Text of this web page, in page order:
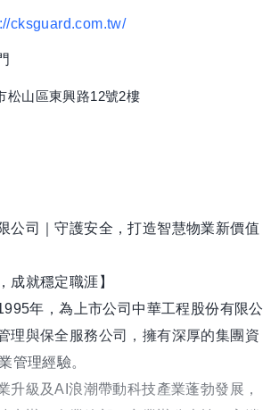
cksguard.com.tw/
松山區東興路12號2樓
公司｜守護安全，打造智慧物業新價值
成就穩定職涯】
年，為上市公司中華工程股份有限公
理與保全服務公司，擁有深厚的集團資
管理經驗。
升級及AI浪潮帶動科技產業蓬勃發展，